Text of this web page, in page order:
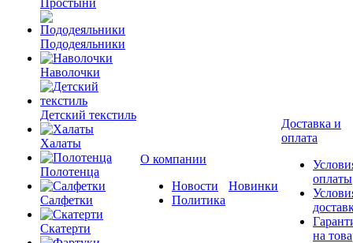
Простыни
Пододеяльники
Наволочки
Детский текстиль
Халаты
Полотенца
Салфетки
Скатерти
О компании
Новости
Политика
Новинки
Доставка и
оплата
оплаты
на